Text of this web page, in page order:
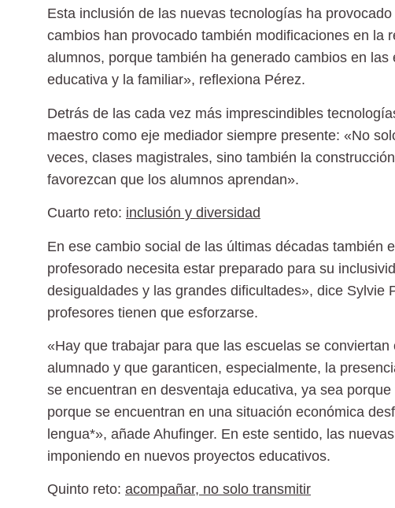
Esta inclusión de las nuevas tecnologías ha
cambios han provocado también modificaciones en la
alumnos, porque también ha generado cambios en
educativa y la familiar», reflexiona Pérez.
Detrás de las cada vez más imprescindibles
maestro como eje mediador siempre presente: «No
veces, clases magistrales, sino también la
favorezcan que los alumnos aprendan».
Cuarto reto: inclusión y diversidad
En ese cambio social de las últimas décadas también
profesorado necesita estar preparado para su
desigualdades y las grandes dificultades», dice Sylvie
profesores tienen que esforzarse.
«Hay que trabajar para que las escuelas se
alumnado y que garanticen, especialmente, la
se encuentran en desventaja educativa, ya sea
porque se encuentran en una situación económica
lengua*», añade Ahufinger. En este sentido, las
imponiendo en nuevos proyectos educativos.
Quinto reto: acompañar, no solo transmitir